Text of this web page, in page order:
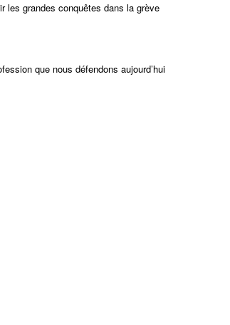
les grandes conquêtes dans la grève
que nous défendons aujourd’hui